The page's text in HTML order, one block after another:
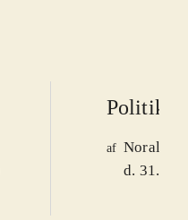
Politiken
af Noralv
d. 31.